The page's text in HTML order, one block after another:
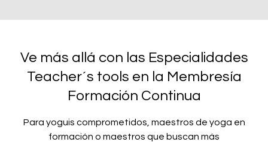
Ve más allá con las Especialidades
Teacher´s tools en la Membresía
Formación Continua
Para yoguis comprometidos, maestros de yoga en
formación o maestros que buscan más